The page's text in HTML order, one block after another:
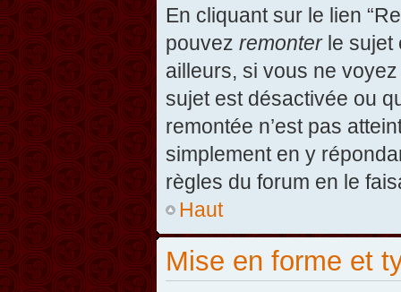
En cliquant sur le lien
pouvez remonterle sujet
ailleurs, si vous ne
sujet est désactivée ou
remontée n’est pas
simplement en y
règles du forum en le
Haut
Mise en forme et